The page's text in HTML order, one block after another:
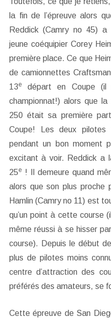
la fin de l’épreuve alors
Reddick (Camry no 45)
jeune coéquipier Corey
première place. Ce que
de camionnettes
13edépart en Coupe (il
championnat!) alors que la
250 était sa première
Coupe! Les deux
pendant un bon moment
excitant à voir. Reddick a
25e! Il demeure quand
alors que son plus proche
Hamlin (Camry no 11) est
qu’un point à cette course
même réussi à se hisser
course). Depuis le début
plus de pilotes moins
centre d’attraction des
préférés des amateurs, se
Cette épreuve de San